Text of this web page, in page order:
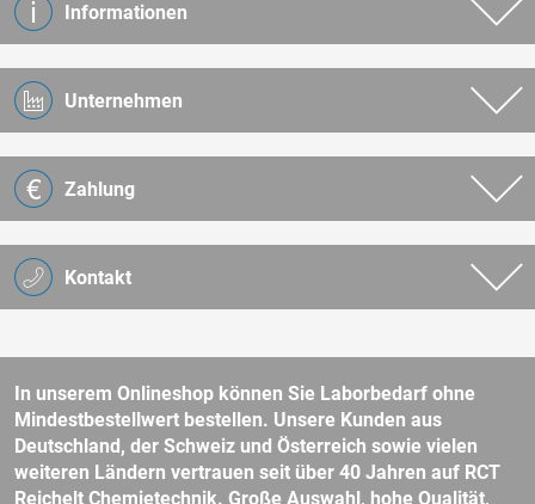
Kontakt
Informationen
Unternehmen
Zahlung
In unserem Onlineshop können Sie Laborbedarf ohne
Mindestbestellwert bestellen. Unsere Kunden aus
Deutschland, der Schweiz und Österreich sowie vielen
weiteren Ländern vertrauen seit über 40 Jahren auf RCT
Reichelt Chemietechnik. Große Auswahl, hohe Qualität,